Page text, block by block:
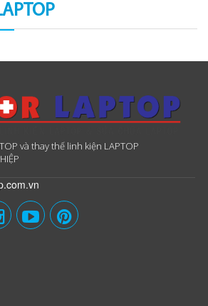
và thay thế linh kiện LAPTOP